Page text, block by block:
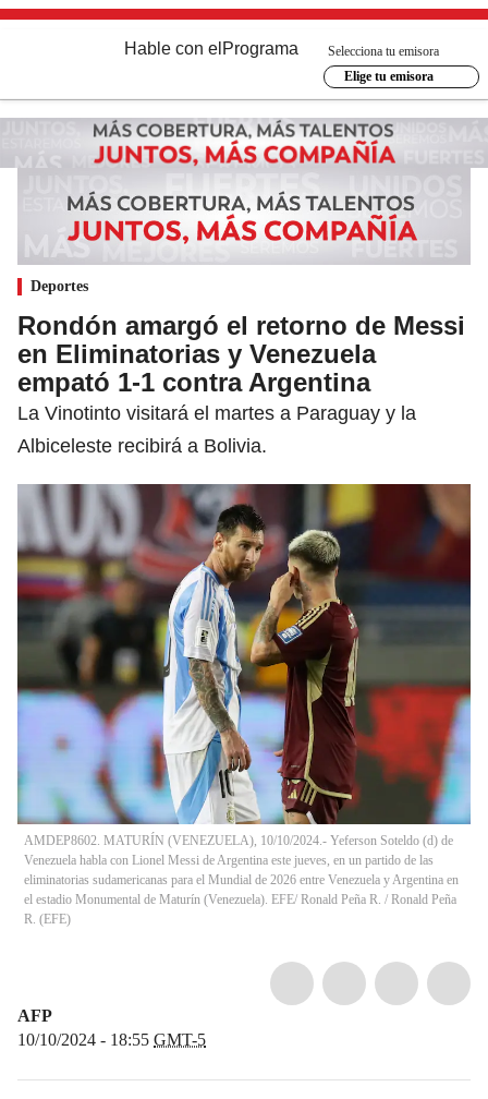
Hable con el Programa
Selecciona tu emisora
Elige tu emisora
Deportes
Rondón amargó el retorno de Messi
en Eliminatorias y Venezuela
empató 1-1 contra Argentina
La Vinotinto visitará el martes a Paraguay y la
Albiceleste recibirá a Bolivia.
AMDEP8602. MATURÍN (VENEZUELA), 10/10/2024.- Yeferson Soteldo (d) de
Venezuela habla con Lionel Messi de Argentina este jueves, en un partido de las
eliminatorias sudamericanas para el Mundial de 2026 entre Venezuela y Argentina en
el estadio Monumental de Maturín (Venezuela). EFE/ Ronald Peña R. / Ronald Peña
R. (EFE)
AFP
10/10/2024 - 18:55 GMT-5